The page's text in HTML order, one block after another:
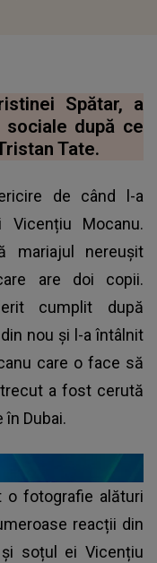
Spătar, a
după ce
Tate.
de când l-a
Mocanu.
mariajul nereușit
are doi copii.
cumplit după
nou și l-a întâlnit
care o face să
a fost cerută
Dubai.
o fotografie alături
reacții din
soțul ei Vicențiu